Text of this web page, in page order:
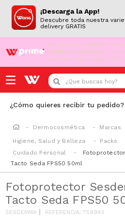
¡Descarga la App!
Descubre toda nuestra
delivery GRATIS
¡Aún no eres Wong Prime!
DESPACHO GRATIS en tus
supermercado desde S/
¿Que buscas hoy?
¿Cómo quieres recibir tu pedido?
Dermocosmética
Marcas
Higiene, Salud y Belleza
Packs
Cuidado Personal
Tacto Seda FPS50 50ml
Fotoprotector
Tacto Seda FPS50
SESDERMA REFERENCIA:759943